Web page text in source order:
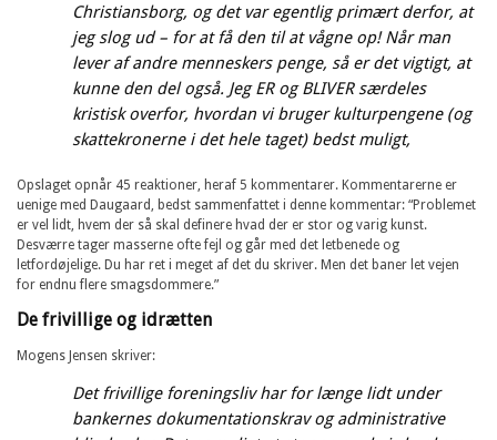
Christiansborg, og det var egentlig primært derfor, at
jeg slog ud – for at få den til at vågne op! Når man
lever af andre menneskers penge, så er det vigtigt, at
kunne den del også. Jeg ER og BLIVER særdeles
kristisk overfor, hvordan vi bruger kulturpengene (og
skattekronerne i det hele taget) bedst muligt,
Opslaget opnår 45 reaktioner, heraf 5 kommentarer. Kommentarerne er
uenige med Daugaard, bedst sammenfattet i denne kommentar: “Problemet
er vel lidt, hvem der så skal definere hvad der er stor og varig kunst.
Desværre tager masserne ofte fejl og går med det letbenede og
letfordøjelige. Du har ret i meget af det du skriver. Men det baner let vejen
for endnu flere smagsdommere.”
De frivillige og idrætten
Mogens Jensen skriver:
Det frivillige foreningsliv har for længe lidt under
bankernes dokumentationskrav og administrative